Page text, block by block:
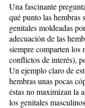
Una fascinante
qué punto las hembras
genitales moldeadas
adecuación de las
siempre comparten los
conflictos de interés),
Un ejemplo claro de
hembras unas pocas
éstas no maximizan la
los genitales